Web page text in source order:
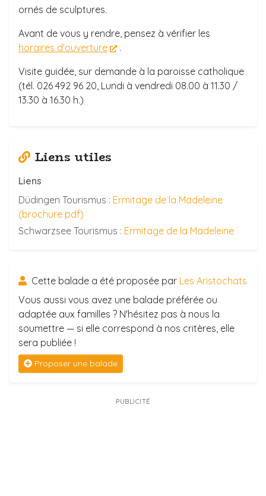
ornés de sculptures.
Avant de vous y rendre, pensez à vérifier les
horaires d'ouverture
.
Visite guidée, sur demande à la paroisse catholique
(tél. 026 492 96 20, Lundi à vendredi 08.00 à 11.30 /
13.30 à 16.30 h.)
Liens utiles
Liens
Düdingen Tourismus : Ermitage de la Madeleine
(brochure pdf)
Schwarzsee Tourismus : Ermitage de la Madeleine
Cette balade a été proposée par Les Aristochats
Vous aussi vous avez une balade préférée ou
adaptée aux familles ? N'hésitez pas à nous la
soumettre — si elle correspond à nos critères, elle
sera publiée !
Proposer une balade
PUBLICITÉ